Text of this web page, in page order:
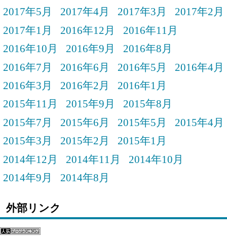
2017年5月
2017年4月 2017年3月
2017年2月
2017年1月
2016年12月
2016年11月
2016年10月
2016年9月
2016年8月
2016年7月
2016年6月 2016年5月
2016年4月
2016年3月
2016年2月
2016年1月
2015年11月
2015年9月
2015年8月
2015年7月
2015年6月 2015年5月
2015年4月
2015年3月
2015年2月
2015年1月
2014年12月
2014年11月
2014年10月
2014年9月
2014年8月
外部リンク